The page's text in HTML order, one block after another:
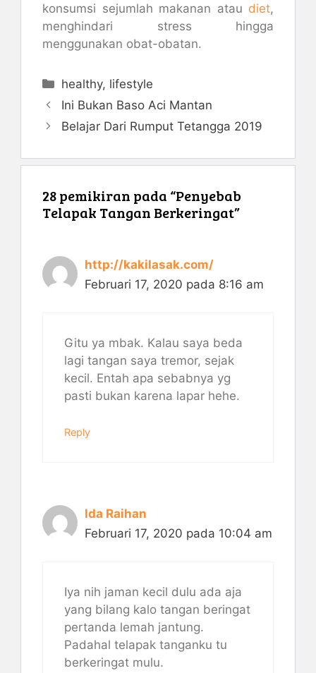
konsumsi sejumlah makanan atau diet,
menghindari stress hingga
menggunakan obat-obatan.
Kategori
healthy, lifestyle
Ini Bukan Baso Aci Mantan
Belajar Dari Rumput Tetangga 2019
28 pemikiran pada “Penyebab
Telapak Tangan Berkeringat”
http://kakilasak.com/
Februari 17, 2020 pada 8:16 am
Gitu ya mbak. Kalau saya beda
lagi tangan saya tremor, sejak
kecil. Entah apa sebabnya yg
pasti bukan karena lapar hehe.
Reply
Ida Raihan
Februari 17, 2020 pada 10:04 am
Iya nih jaman kecil dulu ada aja
yang bilang kalo tangan beringat
pertanda lemah jantung.
Padahal telapak tanganku tu
berkeringat mulu.